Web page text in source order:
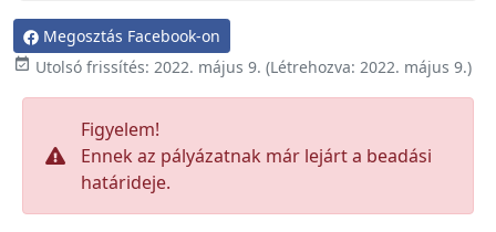
Megosztás Facebook-on
 Utolsó frissítés: 2022. május 9. (Létrehozva: 2022. május 9.)
Figyelem!
Ennek az pályázatnak már lejárt a beadási
határideje.